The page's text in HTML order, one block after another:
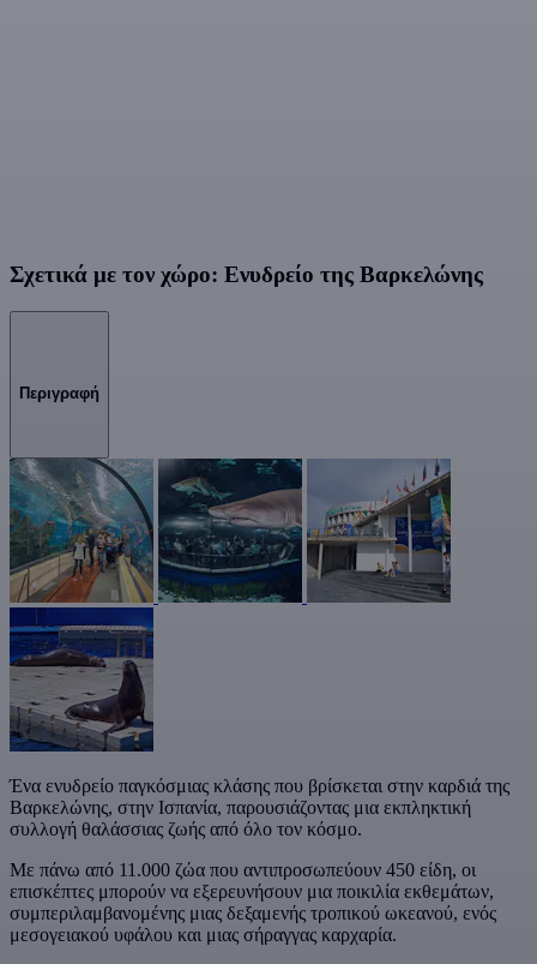
Σχετικά με τον χώρο: Ενυδρείο της Βαρκελώνης
Περιγραφή
Ένα ενυδρείο παγκόσμιας κλάσης που βρίσκεται στην καρδιά της
Βαρκελώνης, στην Ισπανία, παρουσιάζοντας μια εκπληκτική
συλλογή θαλάσσιας ζωής από όλο τον κόσμο.
Με πάνω από 11.000 ζώα που αντιπροσωπεύουν 450 είδη, οι
επισκέπτες μπορούν να εξερευνήσουν μια ποικιλία εκθεμάτων,
συμπεριλαμβανομένης μιας δεξαμενής τροπικού ωκεανού, ενός
μεσογειακού υφάλου και μιας σήραγγας καρχαρία.